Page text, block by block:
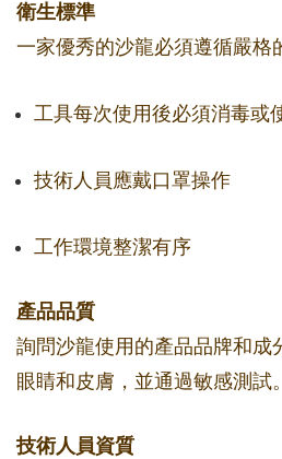
衛生標準
一家優秀的沙龍必須遵循嚴格
工具每次使用後必須消毒或
技術人員應戴口罩操作
工作環境整潔有序
產品品質
詢問沙龍使用的產品品牌和成
眼睛和皮膚，並通過敏感測試。
技術人員資質